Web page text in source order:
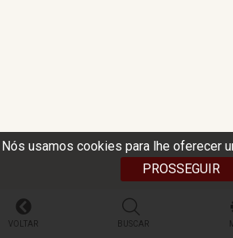
Nós usamos cookies para lhe oferecer
PROSSEGUIR
VOLTAR BUSCAR